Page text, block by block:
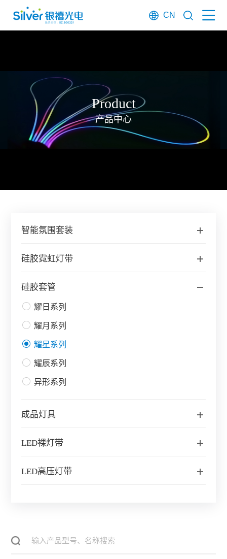
CN
Product
产品中心
智能氛围套装
硅胶霓虹灯带
硅胶套管
耀日系列
耀月系列
耀星系列
耀辰系列
异形系列
成品灯具
LED裸灯带
LED高压灯带